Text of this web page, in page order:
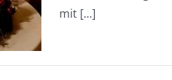
mit [...]